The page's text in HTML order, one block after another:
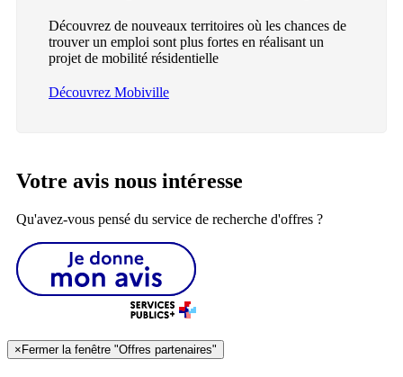
Découvrez de nouveaux territoires où les chances de
trouver un emploi sont plus fortes en réalisant un
projet de mobilité résidentielle
Découvrez Mobiville
Votre avis nous intéresse
Qu'avez-vous pensé du service de recherche d'offres ?
× Fermer la fenêtre "Offres partenaires"